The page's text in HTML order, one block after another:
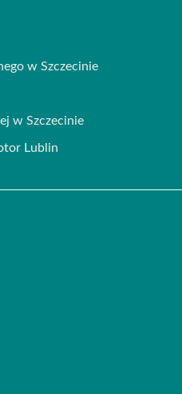
w Szczecinie
w Szczecinie
Lublin